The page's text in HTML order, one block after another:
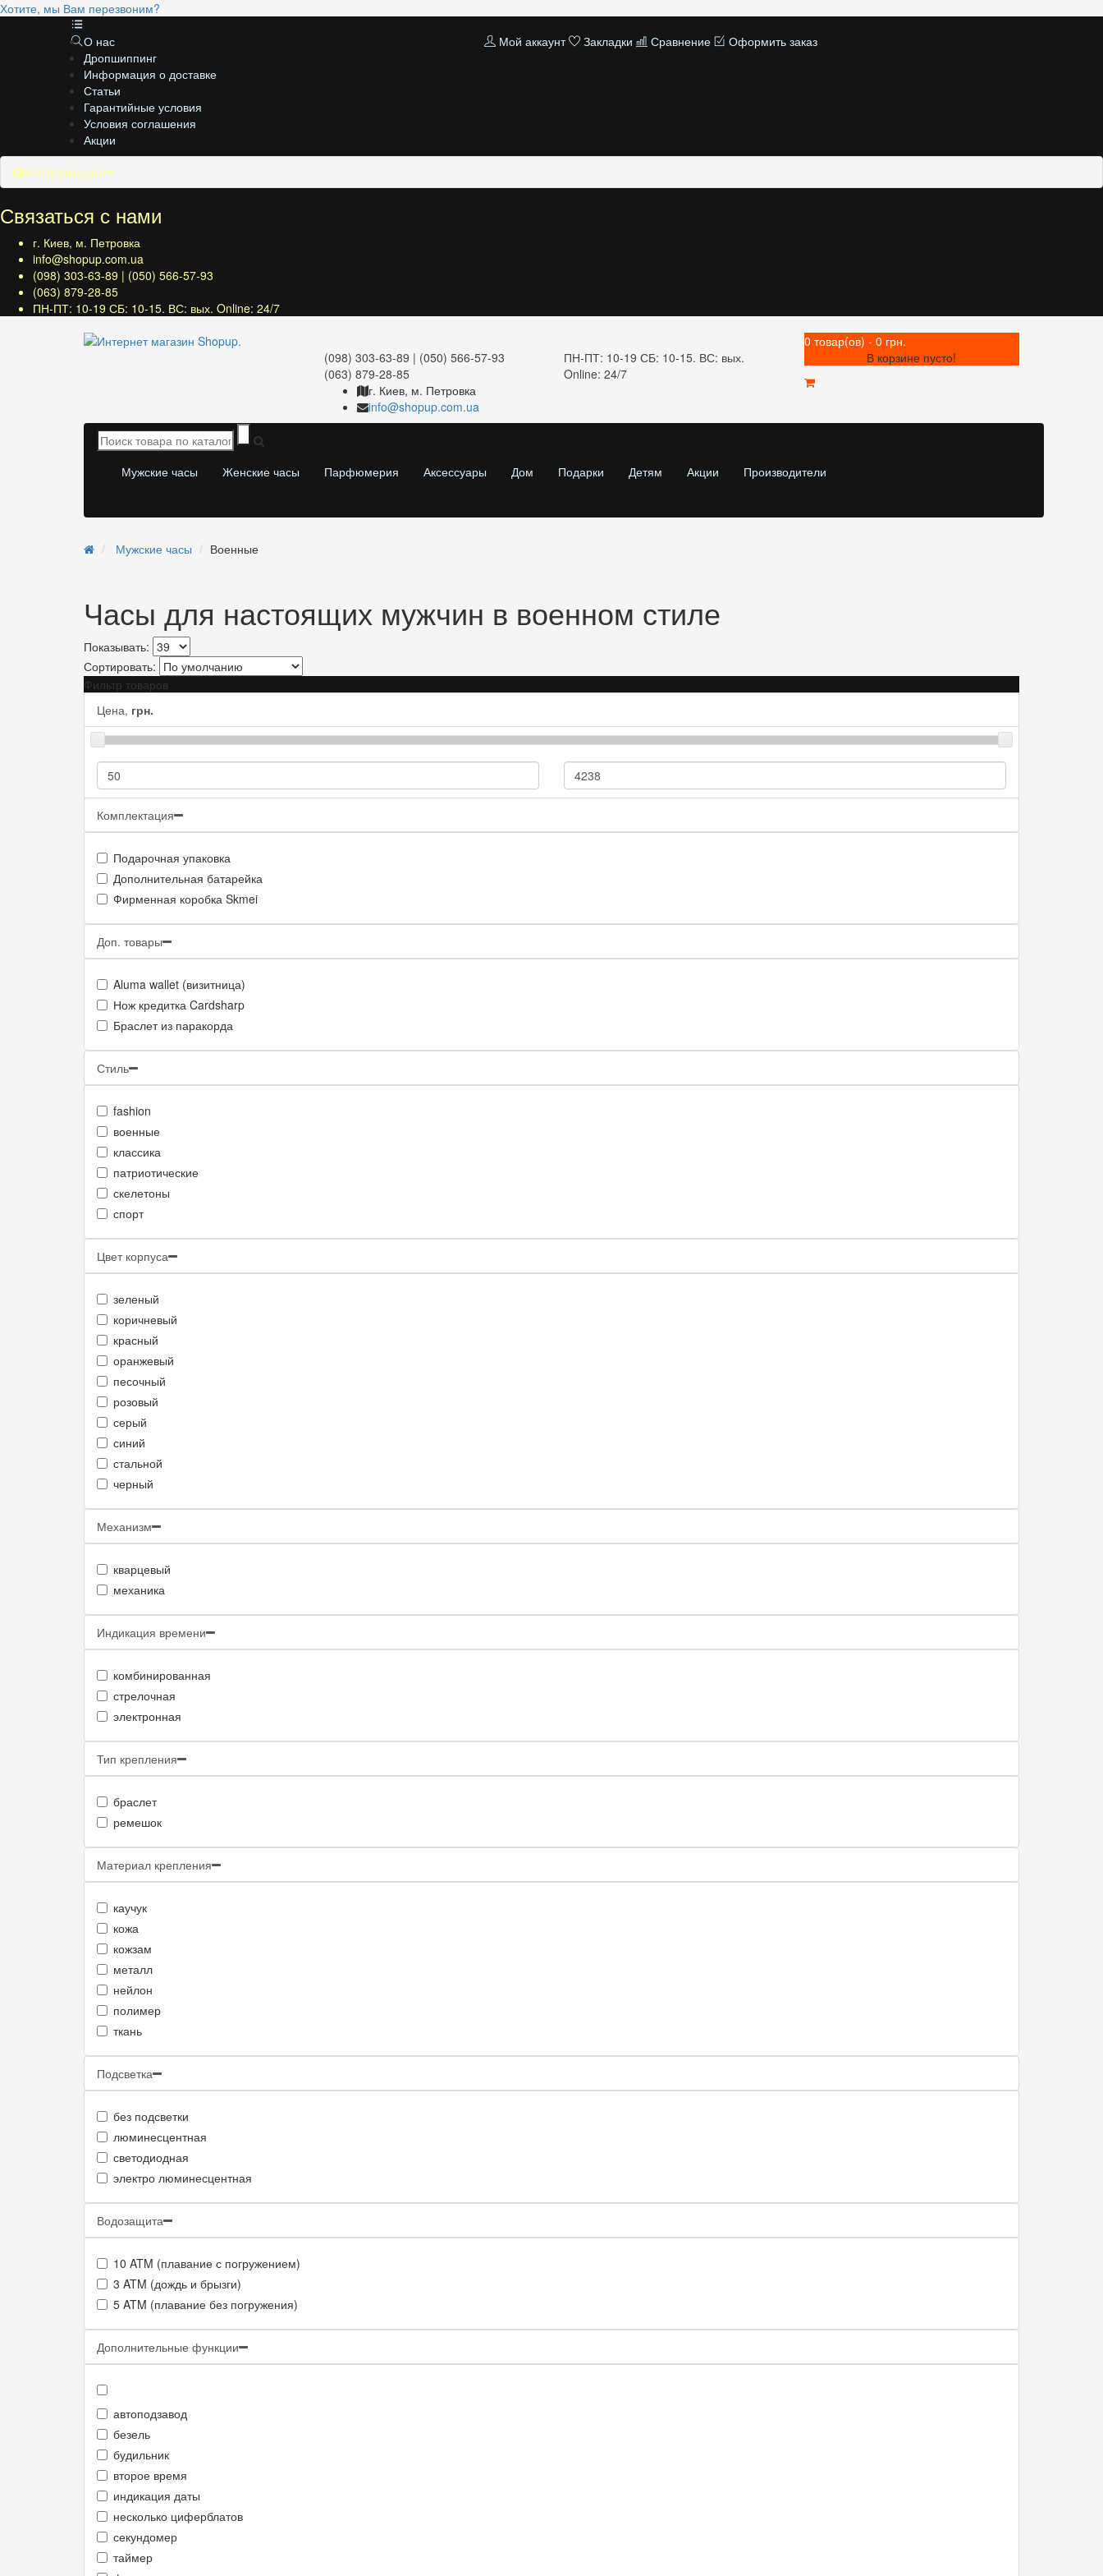
Хотите, мы Вам перезвоним?
О нас
Дропшиппинг
Информация о доставке
Статьи
Гарантийные условия
Условия соглашения
Акции
Мой аккаунт Закладки Сравнение Оформить заказ
Информация
Связаться с нами
г. Киев, м. Петровка
info@shopup.com.ua
(098) 303-63-89 | (050) 566-57-93
(063) 879-28-85
ПН-ПТ: 10-19 СБ: 10-15. ВС: вых. Online: 24/7
(098) 303-63-89 | (050) 566-57-93
(063) 879-28-85
г. Киев, м. Петровка
info@shopup.com.ua
ПН-ПТ: 10-19 СБ: 10-15. ВС: вых.
Online: 24/7
0 товар(ов) - 0 грн.
В корзине пусто!
Мужские часы Женские часы Парфюмерия Аксессуары Дом Подарки Детям Акции Производители
Мужские часы Военные
Часы для настоящих мужчин в военном стиле
Показывать:
Сортировать:
Фильтр товаров
Цена, грн.
Комплектация
Подарочная упаковка
Дополнительная батарейка
Фирменная коробка Skmei
Доп. товары
Aluma wallet (визитница)
Нож кредитка Cardsharp
Браслет из паракорда
Стиль
fashion
военные
классика
патриотические
скелетоны
спорт
Цвет корпуса
зеленый
коричневый
красный
оранжевый
песочный
розовый
серый
синий
стальной
черный
Механизм
кварцевый
механика
Индикация времени
комбинированная
стрелочная
электронная
Тип крепления
браслет
ремешок
Материал крепления
каучук
кожа
кожзам
металл
нейлон
полимер
ткань
Подсветка
без подсветки
люминесцентная
светодиодная
электро люминесцентная
Водозащита
10 ATM (плавание с погружением)
3 ATM (дождь и брызги)
5 ATM (плавание без погружения)
Дополнительные функции
автоподзавод
безель
будильник
второе время
индикация даты
несколько циферблатов
секундомер
таймер